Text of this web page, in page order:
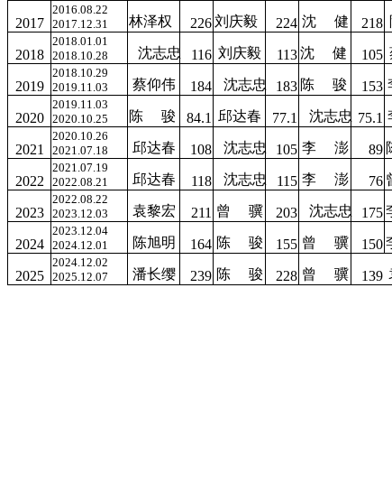
2017
2016.08.22
2017.12.31
林泽权 226刘庆毅 224 沈 健 218
2018
2018.01.01
2018.10.28
沈志忠 116 刘庆毅 113沈 健 105
2019
2018.10.29
2019.11.03
蔡仰伟 184 沈志忠 183 陈 骏 153
2020
2019.11.03
2020.10.25
陈 骏 84.1 邱达春 77.1 沈志忠 75.1
2021
2020.10.26
2021.07.18
邱达春 108 沈志忠 105 李 澎 89
2022
2021.07.19
2022.08.21
邱达春 118 沈志忠 115 李 澎 76
2023
2022.08.22
2023.12.03
袁黎宏 211 曾 骥 203 沈志忠 175
2024
2023.12.04
2024.12.01
陈旭明 164 陈 骏 155 曾 骥 150
2025
2024.12.02
2025.12.07
潘长缨 239 陈 骏 228 曾 骥 139